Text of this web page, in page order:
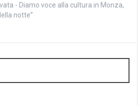
- Diamo voce alla cultura in Monza,
notte”